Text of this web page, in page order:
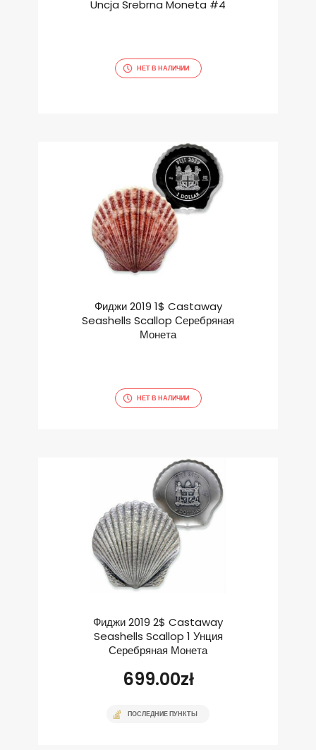
Uncja Srebrna Moneta #4
НЕТ В НАЛИЧИИ
Фиджи 2019 1$ Castaway
Seashells Scallop Серебряная
Монета
НЕТ В НАЛИЧИИ
Фиджи 2019 2$ Castaway
Seashells Scallop 1 Унция
Серебряная Монета
699.00zł
ПОСЛЕДНИЕ ПУНКТЫ